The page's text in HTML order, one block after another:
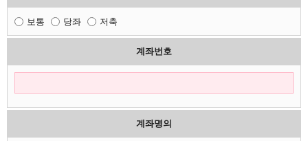
보통 당좌 저축
계좌번호
계좌명의